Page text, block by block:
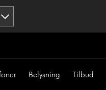
Belysning Tilbud